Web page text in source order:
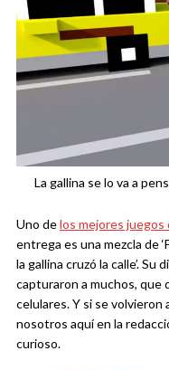
La gallina se lo va a
Uno delos mejores juegos
entrega es una mezcla de
la gallina cruzó la calle’.
capturaron a muchos, que
celulares. Y si se volvieron
nosotros aquí en la
curioso.